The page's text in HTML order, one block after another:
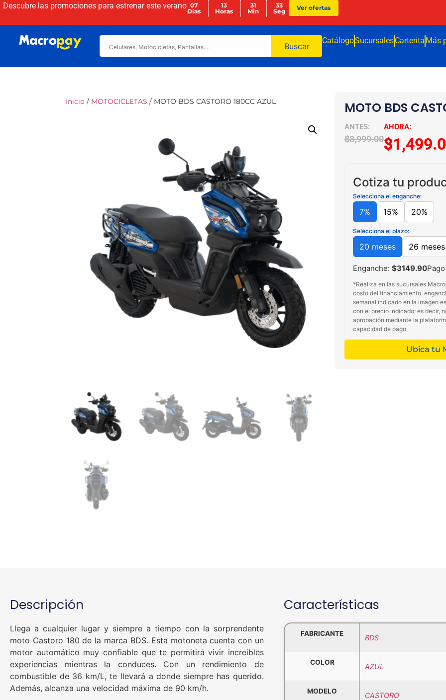
Descubre las promociones para estrenar este verano 07
Días
13
Horas
31
Min
32
Seg
Ver ofertas
Buscar
CatálogoSucursalesCarterita Más
Inicio / MOTOCICLETAS / MOTO BDS CASTORO 180CC AZUL MOTO BDS
$
33,999.00$
Cotiza tu
Selecciona el enganche:
7% 15% 20%
Selecciona el plazo:
20 meses 26 meses
Enganche: $3149.90
*Realiza en las sucursales
costo del financiamiento,
semanal indicado en la imagen
con el precio indicado; es decir,
aprobación mediante la
capacidad de pago.
Ubica tu
Descripción
Llega a cualquier lugar y siempre a tiempo con la sorprendente
moto Castoro 180 de la marca BDS. Esta motoneta cuenta con un
motor automático muy confiable que te permitirá vivir increíbles
experiencias mientras la conduces. Con un rendimiento de
combustible de 36 km/L, te llevará a donde siempre has querido.
Además, alcanza una velocidad máxima de 90 km/h.
Características
FABRICANTE BDS
COLOR AZUL
MODELO CASTORO